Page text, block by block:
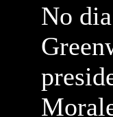
No